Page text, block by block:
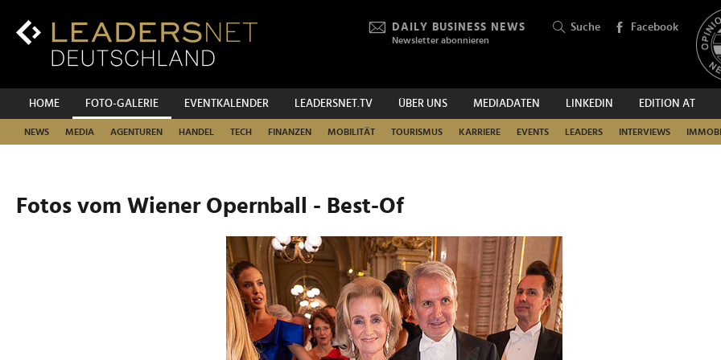
Inhalt
Hauptnavigation
DAILY BUSINESS NEWS
Newsletter abonnieren
Suche Facebook
HOME FOTO-GALERIE EVENTKALENDER LEADERSNET.TV ÜBER UNS MEDIADATEN LINKEDIN EDITION AT
NEWS MEDIA AGENTUREN HANDEL TECH FINANZEN MOBILITÄT TOURISMUS KARRIERE EVENTS LEADERS INTERVIEWS
SUCHEN
Fotos vom Wiener Opernball - Best-Of